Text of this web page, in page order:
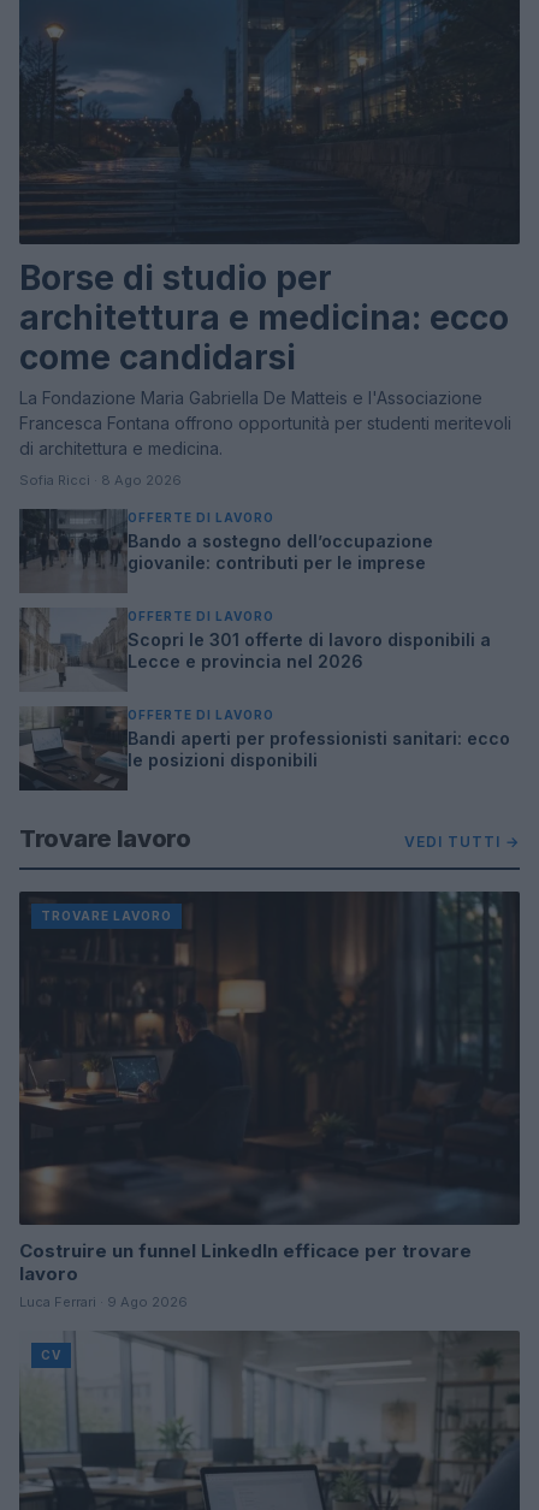
Borse di studio per
architettura e medicina: ecco
come candidarsi
La Fondazione Maria Gabriella De Matteis e l'Associazione
Francesca Fontana offrono opportunità per studenti meritevoli
di architettura e medicina.
Sofia Ricci · 8 Ago 2026
OFFERTE DI LAVORO
Bando a sostegno dell’occupazione
giovanile: contributi per le imprese
OFFERTE DI LAVORO
Scopri le 301 offerte di lavoro disponibili a
Lecce e provincia nel 2026
OFFERTE DI LAVORO
Bandi aperti per professionisti sanitari: ecco
le posizioni disponibili
Trovare lavoro VEDI TUTTI →
TROVARE LAVORO
Costruire un funnel LinkedIn efficace per trovare
lavoro
Luca Ferrari · 9 Ago 2026
CV